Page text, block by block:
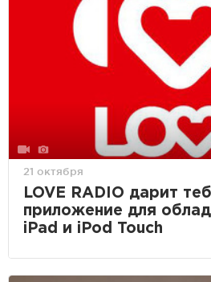
21 октября
LOVE RADIO дарит
приложение для
iPad и iPod Touch